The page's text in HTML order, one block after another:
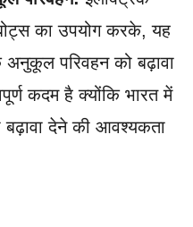
का उपयोग करके, यह
अनुकूल परिवहन को बढ़ावा
कदम है क्योंकि भारत में
बढ़ावा देने की आवश्यकता